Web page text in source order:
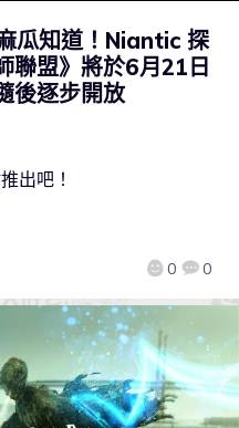
瓜知道！Niantic 探
聯盟》將於6月21日
後逐步開放
0 0
出吧！